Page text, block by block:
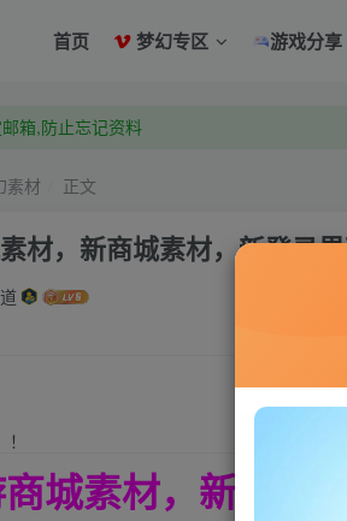
首页 梦幻专区 游戏分享
速登录 ,拥有本站会员用户及时请问个人中
速登录 ,拥有本站会员用户及时请问个人中心
素材 正文
材，新商城素材，新登录
城素材，新商城